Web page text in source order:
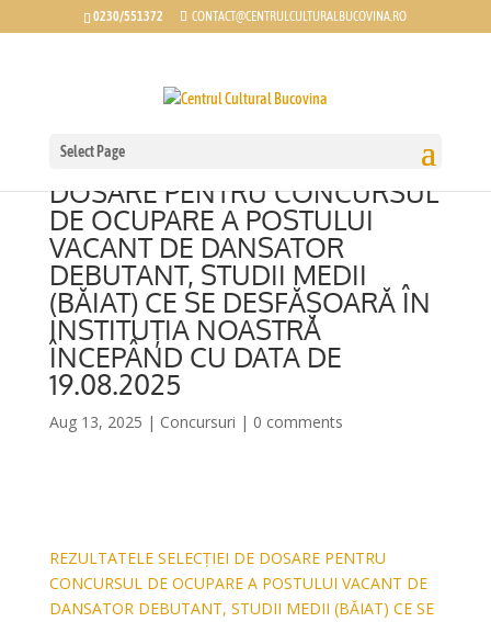
0230/551372 CONTACT@CENTRULCULTURALBUCOVINA.RO
Select Page
REZULTATELE SELECȚIEI DE
DOSARE PENTRU CONCURSUL
DE OCUPARE A POSTULUI
VACANT DE DANSATOR
DEBUTANT, STUDII MEDII
(BĂIAT) CE SE DESFĂȘOARĂ ÎN
INSTITUȚIA NOASTRĂ
ÎNCEPÂND CU DATA DE
19.08.2025
Aug 13, 2025 | Concursuri | 0 comments
REZULTATELE SELECȚIEI DE DOSARE PENTRU
CONCURSUL DE OCUPARE A POSTULUI VACANT DE
DANSATOR DEBUTANT, STUDII MEDII (BĂIAT) CE SE